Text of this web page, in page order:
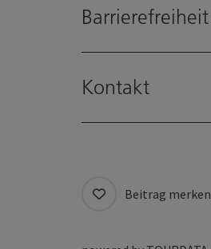
Barrierefreiheit
Kontakt
Beitrag merken